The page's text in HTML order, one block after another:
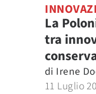
La
tra
di Irene
11 Luglio